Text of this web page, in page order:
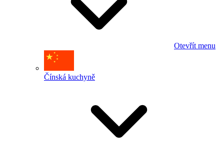
Otevřít menu
Čínská kuchyně